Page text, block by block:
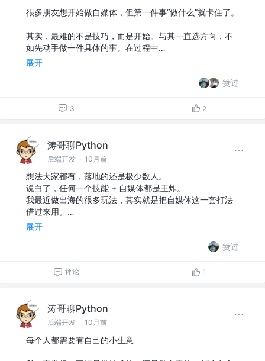
很多朋友想开始做自媒体，但第一件事“做什么”就卡住了。
其实，最难的不是技巧，而是开始。与其一直选方向，不
如先动手做一件具体的事。在过程中…
展开
赞过
3 2
涛哥聊Python
后端开发 · 10月前
想法大家都有，落地的还是极少数人。
说白了，任何一个技能 + 自媒体都是王炸。
我最近做出海的很多玩法，其实就是把自媒体这一套打法
借过来用。…
展开
赞过
评论 1
涛哥聊Python
后端开发 · 10月前
每个人都需要有自己的小生意